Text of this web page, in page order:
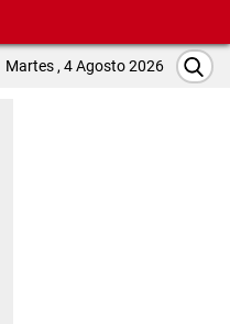
Martes , 4 Agosto 2026